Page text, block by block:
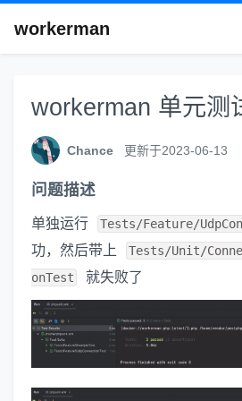
workerman
workerman 单元测
Chance 更新于2023-06-13
问题描述
单独运行 Tests/Feature/
功，然后带上
Tests/Unit/
onTest
就失败了